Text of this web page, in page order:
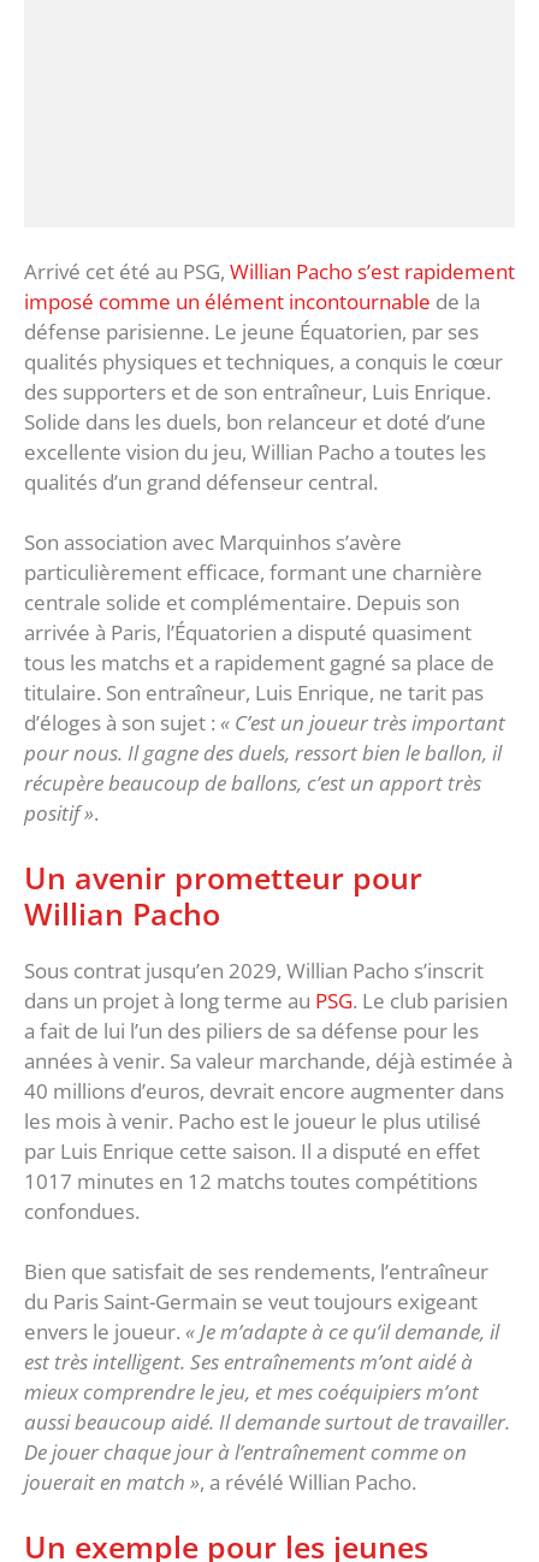
Arrivé cet été au PSG, Willian Pacho s’est rapidement
imposé comme un élément incontournable de la
défense parisienne. Le jeune Équatorien, par ses
qualités physiques et techniques, a conquis le cœur
des supporters et de son entraîneur, Luis Enrique.
Solide dans les duels, bon relanceur et doté d’une
excellente vision du jeu, Willian Pacho a toutes les
qualités d’un grand défenseur central.
Son association avec Marquinhos s’avère
particulièrement efficace, formant une charnière
centrale solide et complémentaire. Depuis son
arrivée à Paris, l’Équatorien a disputé quasiment
tous les matchs et a rapidement gagné sa place de
titulaire. Son entraîneur, Luis Enrique, ne tarit pas
d’éloges à son sujet : « C’est un joueur très important
pour nous. Il gagne des duels, ressort bien le ballon, il
récupère beaucoup de ballons, c’est un apport très
positif ».
Un avenir prometteur pour
Willian Pacho
Sous contrat jusqu’en 2029, Willian Pacho s’inscrit
dans un projet à long terme au PSG. Le club parisien
a fait de lui l’un des piliers de sa défense pour les
années à venir. Sa valeur marchande, déjà estimée à
40 millions d’euros, devrait encore augmenter dans
les mois à venir. Pacho est le joueur le plus utilisé
par Luis Enrique cette saison. Il a disputé en effet
1017 minutes en 12 matchs toutes compétitions
confondues.
Bien que satisfait de ses rendements, l’entraîneur
du Paris Saint-Germain se veut toujours exigeant
envers le joueur. « Je m’adapte à ce qu’il demande, il
est très intelligent. Ses entraînements m’ont aidé à
mieux comprendre le jeu, et mes coéquipiers m’ont
aussi beaucoup aidé. Il demande surtout de travailler.
De jouer chaque jour à l’entraînement comme on
jouerait en match », a révélé Willian Pacho.
Un exemple pour les jeunes